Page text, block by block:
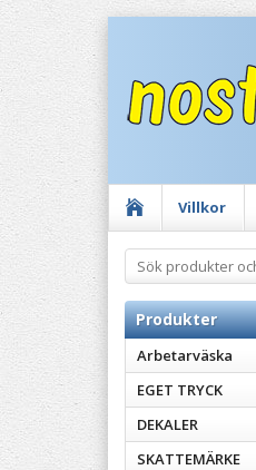
Villkor
Produkter
Arbetarväska
EGET TRYCK
DEKALER
SKATTEMÄRKE